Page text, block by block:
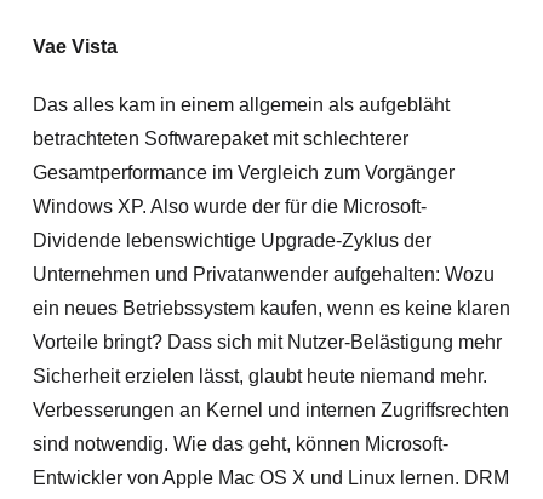
Vae Vista
Das alles kam in einem allgemein als aufgebläht
betrachteten Softwarepaket mit schlechterer
Gesamtperformance im Vergleich zum Vorgänger
Windows XP. Also wurde der für die Microsoft-
Dividende lebenswichtige Upgrade-Zyklus der
Unternehmen und Privatanwender aufgehalten: Wozu
ein neues Betriebssystem kaufen, wenn es keine klaren
Vorteile bringt? Dass sich mit Nutzer-Belästigung mehr
Sicherheit erzielen lässt, glaubt heute niemand mehr.
Verbesserungen an Kernel und internen Zugriffsrechten
sind notwendig. Wie das geht, können Microsoft-
Entwickler von Apple Mac OS X und Linux lernen. DRM